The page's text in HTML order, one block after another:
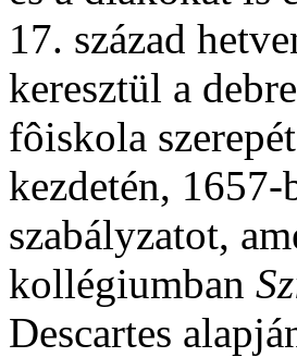
17. század
keresztül a
fôiskola
kezdetén,
szabályzatot,
kollégiumban
Descartes